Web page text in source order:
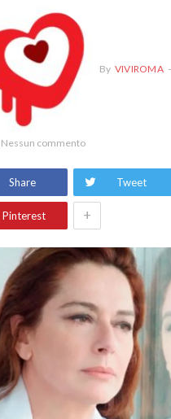
By VIVIROMA
Nessun commento
Share Tweet
Pinterest +